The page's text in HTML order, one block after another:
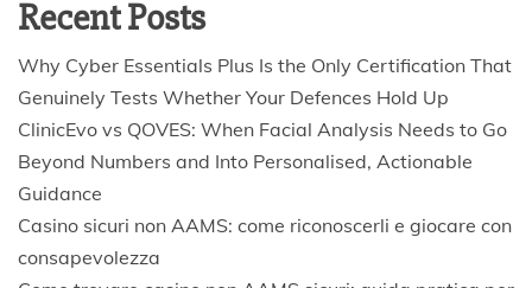
Recent Posts
Why Cyber Essentials Plus Is the Only Certification That
Genuinely Tests Whether Your Defences Hold Up
ClinicEvo vs QOVES: When Facial Analysis Needs to Go
Beyond Numbers and Into Personalised, Actionable
Guidance
Casino sicuri non AAMS: come riconoscerli e giocare con
consapevolezza